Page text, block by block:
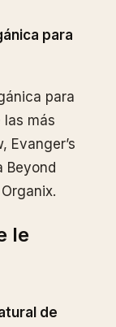
para
para
las más
Evanger’s
Beyond
le
de